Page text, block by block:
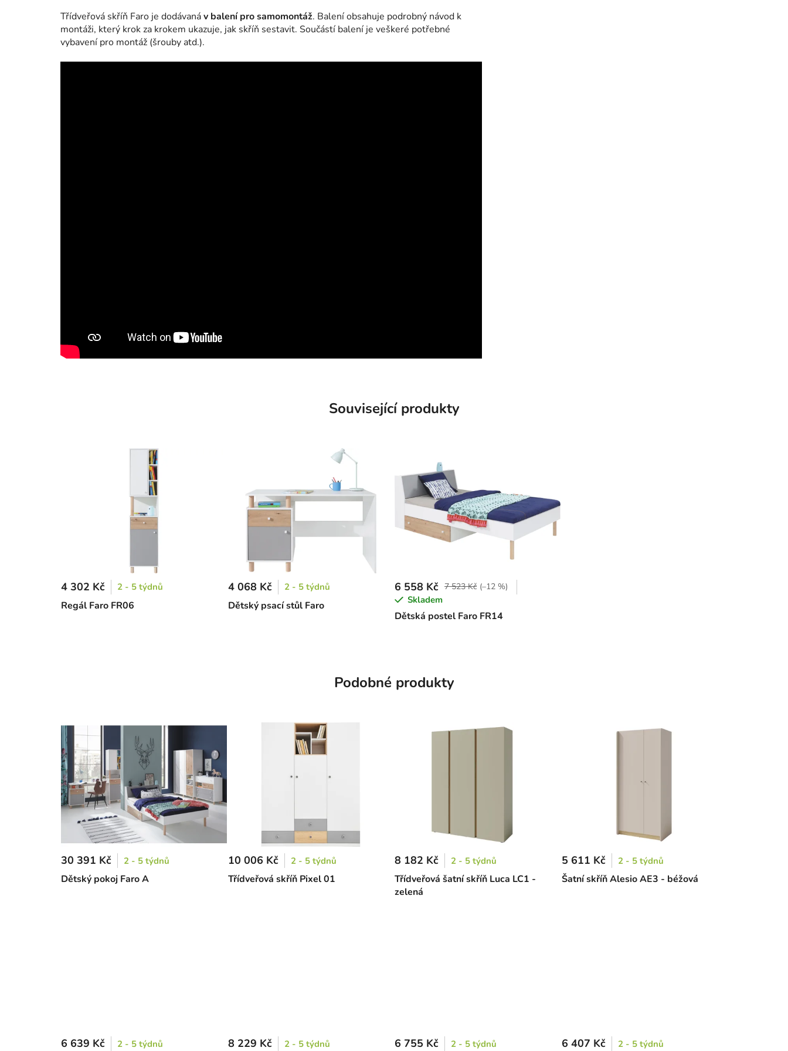
Třídveřová skříň Faro je dodávanáv balení pro samomontáž. Balení obsahuje podrobný návod k
montáži, který krok za krokem ukazuje, jak skříň sestavit. Součástí balení je veškeré potřebné
vybavení pro montáž (šrouby atd.).
Související produkty
Regál Faro FR06
4 302 Kč 2 - 5 týdnů
Dětský psací stůl Faro
4 068 Kč 2 - 5 týdnů
Dětská postel Faro FR14
6 558 Kč 7 523 Kč (–12 %)
Skladem
Podobné produkty
Dětský pokoj Faro A
30 391 Kč 2 - 5 týdnů
Třídveřová skříň Pixel 01
10 006 Kč 2 - 5 týdnů
Třídveřová šatní skříň Luca LC1 -
zelená
8 182 Kč 2 - 5 týdnů
Šatní skříň Alesio AE3 - béžová
5 611 Kč 2 - 5 týdnů
6 639 Kč 2 - 5 týdnů 8 229 Kč 2 - 5 týdnů 6 755 Kč 2 - 5 týdnů 6 407 Kč 2 - 5 týdnů